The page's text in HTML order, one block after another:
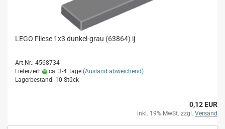
LEGO Fliese 1x3 dunkel-grau (63864) ij
Art.Nr.: 4568734
Lieferzeit:
ca. 3-4 Tage (Ausland abweichend)
Lagerbestand: 10 Stück
0,12 EUR
inkl. 19% MwSt. zzgl. Versand